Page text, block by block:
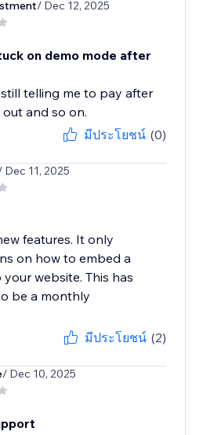
/ Dec 12, 2025
on demo mode after
telling me to pay after
and so on.
มีประโยชน์ (0)
Dec 11, 2025
features. It only
on how to embed a
website. This has
be a monthly
มีประโยชน์ (2)
/ Dec 10, 2025